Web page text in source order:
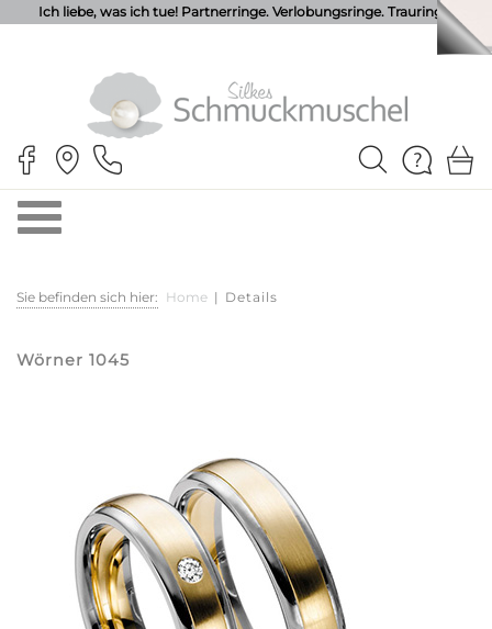
Ich liebe, was ich tue! Partnerringe. Verlobungsringe. Trauringe.
Sie befinden sich hier: Home | Details
Wörner 1045